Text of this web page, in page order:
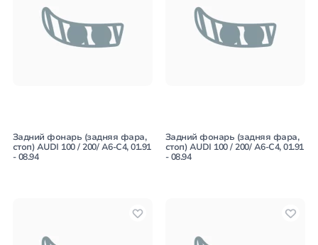
Задний фонарь (задняя фара,
стоп) AUDI 100 / 200/ A6-C4, 01.91
- 08.94
Задний фонарь (задняя фара,
стоп) AUDI 100 / 200/ A6-C4, 01.91
- 08.94